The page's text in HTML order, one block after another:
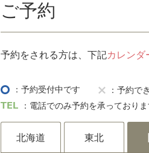
ご予約
予約をされる方は、下記カレンダ
：予約受付中です
：予約で
：電話でのみ予約を承っており
北海道 東北